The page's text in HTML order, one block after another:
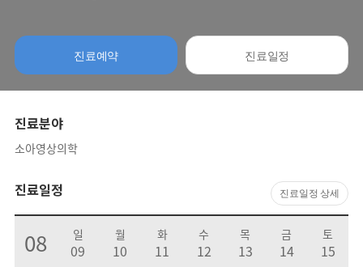
진료예약 진료일정
진료분야
소아영상의학
진료일정 진료일정 상세
08 일
09
월
10
화
11
수
12
목
13
금
14
토
15